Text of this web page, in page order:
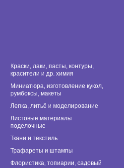
Краски, лаки, пасты, контуры,
красители и др. химия
Миниатюра, изготовление кукол,
румбоксы, макеты
Лепка, литьё и моделирование
Листовые материалы
поделочные
Ткани и текстиль
Трафареты и штампы
Флористика, топиарии, садовый